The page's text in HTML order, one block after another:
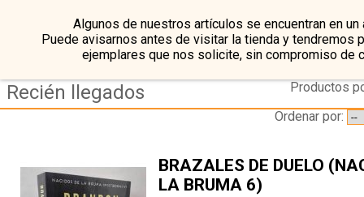
Algunos de nuestros artículos se encuentran en un
Puede avisarnos antes de visitar la tienda y tendremos
ejemplares que nos solicite, sin compromiso de
Recién llegados
Productos
Ordenar por:
BRAZALES DE DUELO
LA BRUMA 6)